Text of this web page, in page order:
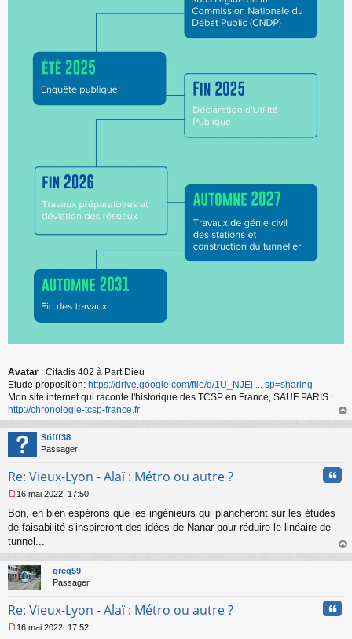
Avatar : Citadis 402 à Part Dieu
Etude proposition: https://drive.google.com/file/d/1U_NJEj ... sp=sharing
Mon site internet qui raconte l'historique des TCSP en France, SAUF PARIS :
http://chronologie-tcsp-france.fr
au
Stifff38
Passager
Re: Vieux-Lyon - Alaï : Métro ou autre ?
e
s
s
g
e
n
n
u
16 mai 2022, 17:50
Bon, eh bien espérons que les ingénieurs qui plancheront sur les études
de faisabilité s'inspireront des idées de Nanar pour réduire le linéaire de
tunnel...
au
greg59
Passager
Re: Vieux-Lyon - Alaï : Métro ou autre ?
16 mai 2022, 17:52